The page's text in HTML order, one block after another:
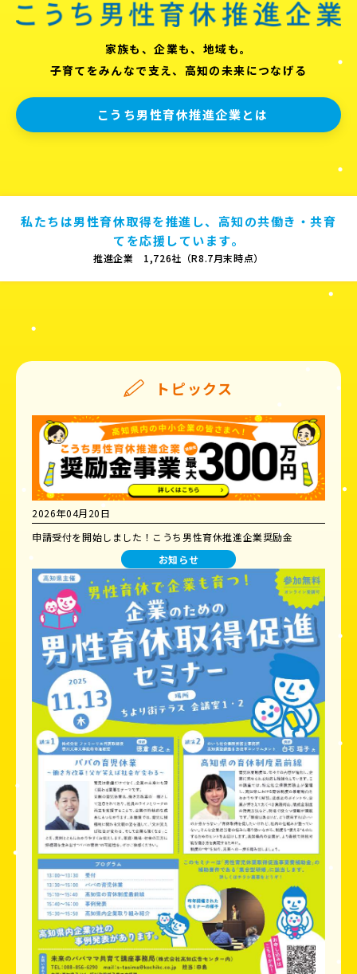
家族も、企業も、地域も。
子育てをみんなで支え、高知の未来につなげる
こうち男性育休推進企業とは
私たちは男性育休取得を推進し、高知の共働き・共育
てを応援しています。
推進企業 1,726社（R8.7月末時点）
トピックス
2026年04月20日
申請受付を開始しました！こうち男性育休推進企業奨励金
お知らせ